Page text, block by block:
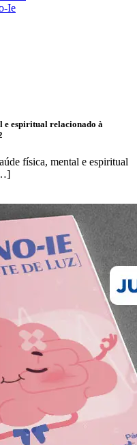
Ie
e espiritual relacionado à
física, mental e espiritual